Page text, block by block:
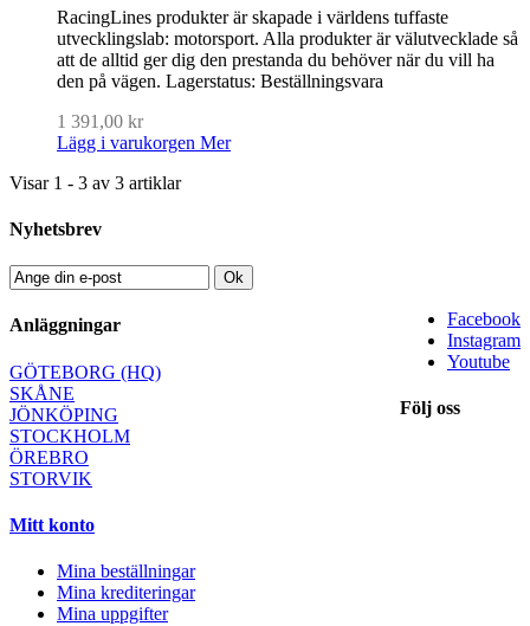
RacingLines produkter är skapade i världens tuffaste
utvecklingslab: motorsport. Alla produkter är välutvecklade så
att de alltid ger dig den prestanda du behöver när du vill ha
den på vägen. Lagerstatus: Beställningsvara
1 391,00 kr
Lägg i varukorgen Mer
Visar 1 - 3 av 3 artiklar
Nyhetsbrev
Ok
Facebook
Instagram
Youtube
Följ oss
Anläggningar
GÖTEBORG (HQ)
SKÅNE
JÖNKÖPING
STOCKHOLM
ÖREBRO
STORVIK
Mitt konto
Mina beställningar
Mina krediteringar
Mina uppgifter